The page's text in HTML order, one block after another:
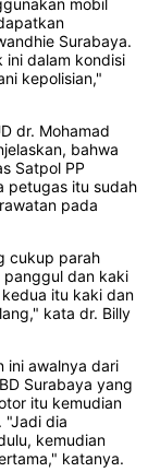
mobil
Surabaya.
ini dalam kondisi
kepolisian,"
dr. Mohamad
bahwa
Satpol PP
petugas itu sudah
pada
cukup parah
dan kaki
itu kaki dan
kata dr. Billy
ini awalnya dari
Surabaya yang
itu kemudian
"Jadi dia
kemudian
katanya.